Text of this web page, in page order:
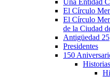
Una Entidad
El Círculo
El Círculo
de la Ciudad
Antigüedad 25
Presidentes
150